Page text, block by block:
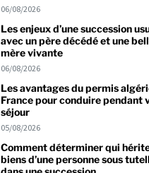
06/08/2026
Les enjeux d’une succession
avec un père décédé et une
mère vivante
06/08/2026
Les avantages du permis
France pour conduire pendant
séjour
05/08/2026
Comment déterminer qui
biens d’une personne sous